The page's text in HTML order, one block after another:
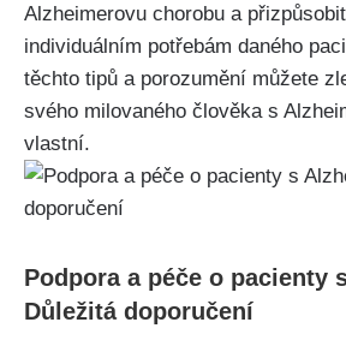
Alzheimerovu chorobu a
individuálním potřebám daného
těchto tipů a porozumění můžete
svého milovaného člověka s
vlastní.
Podpora a péče o pacienty
Důležitá doporučení